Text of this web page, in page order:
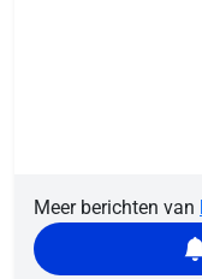
Meer berichten van